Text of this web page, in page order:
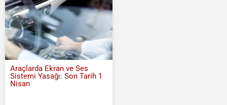
Araçlarda Ekran ve Ses
Sistemi Yasağı: Son Tarih 1
Nisan